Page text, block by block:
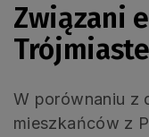
Związani
W porównaniu z
mieszkańców z